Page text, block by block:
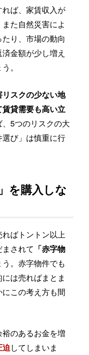
ば、家賃収入が
た自然災害によ
り、市場の動向
金額が少し増え
。
リスクの少ない地
貸需要も高い立
、5つのリスクの大
び」は慎重に行
を購入しな
ばトントン以上
されて 「赤字物
。赤字物件でも
は売ればまとま
この考え方も間
のあるお金を増
迫してしまいま